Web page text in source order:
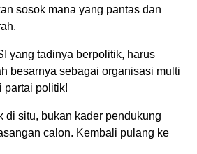
sosok mana yang pantas dan
yang tadinya berpolitik, harus
besarnya sebagai organisasi multi
partai politik!
di situ, bukan kader pendukung
calon. Kembali pulang ke